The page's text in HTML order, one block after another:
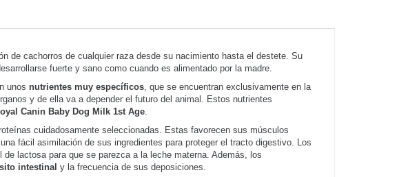
de cachorros de cualquier raza desde su nacimiento hasta el destete. Su
fuerte y sano como cuando es alimentado por la madre.
unos nutrientes muy específicos, que se encuentran exclusivamente en la
y de ella va a depender el futuro del animal. Estos nutrientes
Canin Baby Dog Milk 1st Age.
cuidadosamente seleccionadas. Estas favorecen sus músculos
fácil asimilación de sus ingredientes para proteger el tracto digestivo. Los
de lactosa para que se parezca a la leche materna. Además, los
intestinal y la frecuencia de sus deposiciones.